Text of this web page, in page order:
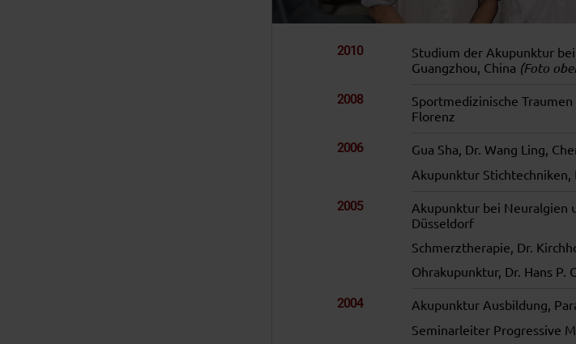
2010
Studium der Akupunktur
Guangzhou, China (Foto
2008
Sportmedizinische
Florenz
2006
Gua Sha, Dr. Wang Ling,
Akupunktur Stichtechniken,
2005
Akupunktur bei Neuralgien
Düsseldorf
Schmerztherapie, Dr.
Ohrakupunktur, Dr. Hans P.
2004
Akupunktur Ausbildung,
Seminarleiter Progressive